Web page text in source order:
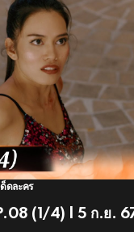
ดละคร
(1/4) | 5 ก.ย.